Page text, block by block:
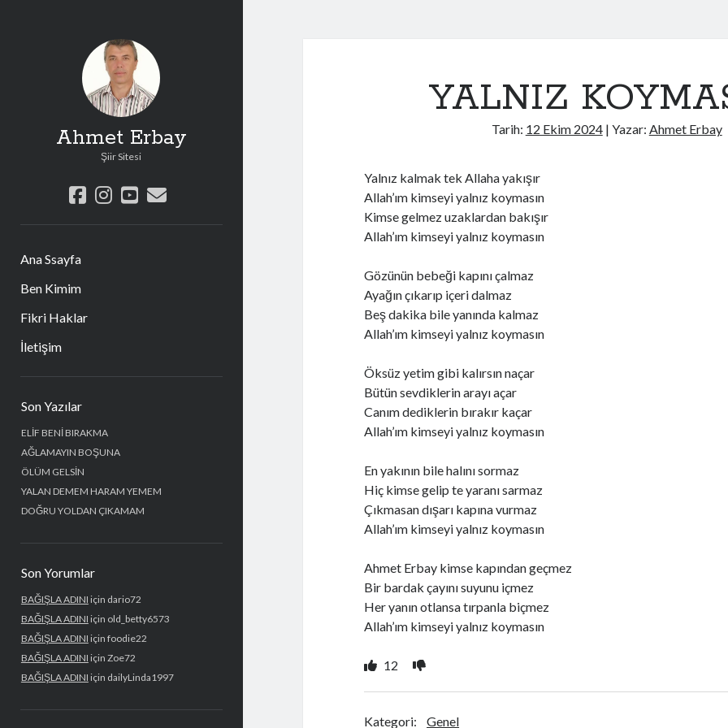
Ahmet Erbay
Şiir Sitesi
facebook
instagram
youtube
e-
Ana Ssayfa
Ben Kimim
Fikri Haklar
İletişim
Menü
Son Yazılar
ELİF BENİ BIRAKMA
AĞLAMAYIN BOŞUNA
ÖLÜM GELSİN
YALAN DEMEM HARAM YEMEM
DOĞRU YOLDAN ÇIKAMAM
Son Yorumlar
BAĞIŞLA ADINI için dario72
BAĞIŞLA ADINI için old_betty6573
BAĞIŞLA ADINI için foodie22
BAĞIŞLA ADINI için Zoe72
BAĞIŞLA ADINI için dailyLinda1997
YALNIZ
Tarih: 12 Ekim 2024| Yazar: Ahmet Erbay
Yalnız kalmak tek Allaha yakışır
Allah’ım kimseyi yalnız koymasın
Kimse gelmez uzaklardan bakışır
Allah’ım kimseyi yalnız koymasın
Gözünün bebeği kapını çalmaz
Ayağın çıkarıp içeri dalmaz
Beş dakika bile yanında kalmaz
Allah’ım kimseyi yalnız koymasın
Öksüz yetim gibi kalırsın naçar
Bütün sevdiklerin arayı açar
Canım dediklerin bırakır kaçar
Allah’ım kimseyi yalnız koymasın
En yakının bile halını sormaz
Hiç kimse gelip te yaranı sarmaz
Çıkmasan dışarı kapına vurmaz
Allah’ım kimseyi yalnız koymasın
Ahmet Erbay kimse kapından geçmez
Bir bardak çayını suyunu içmez
Her yanın otlansa tırpanla biçmez
Allah’ım kimseyi yalnız koymasın
12
Kategori: Genel